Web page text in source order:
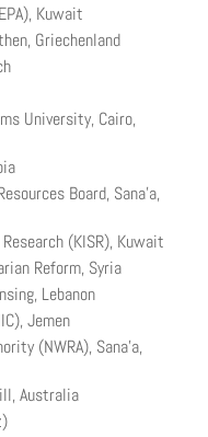
Kuwait
Griechenland
University, Cairo,
Board, Sana'a,
(KISR), Kuwait
Reform, Syria
Lebanon
Jemen
(NWRA), Sana'a,
Australia